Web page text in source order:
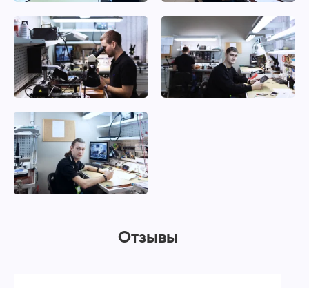
Отзывы